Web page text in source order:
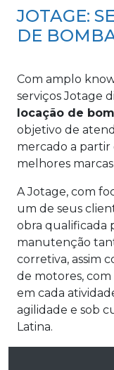
JOTAGE:
DE
Com amplo
serviços Jotage
locação de
objetivo de
mercado a
melhores
A Jotage, com
um de seus
obra qualificada
manutenção
corretiva, assim
de motores,
em cada
agilidade e sob
Latina.